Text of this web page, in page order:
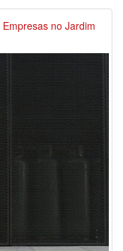
no Jardim